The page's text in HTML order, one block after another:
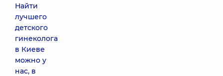
Найти
лучшего
детского
гинеколога
в Киеве
можно у
нас, в